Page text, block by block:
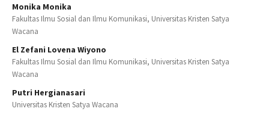
Monika Monika
Fakultas Ilmu Sosial dan Ilmu Komunikasi, Universitas Kristen Satya
Wacana
El Zefani Lovena Wiyono
Fakultas Ilmu Sosial dan Ilmu Komunikasi, Universitas Kristen Satya
Wacana
Putri Hergianasari
Universitas Kristen Satya Wacana